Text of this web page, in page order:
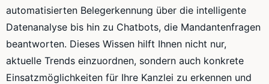
automatisierten Belegerkennung über die intelligente
Datenanalyse bis hin zu Chatbots, die Mandantenfragen
beantworten. Dieses Wissen hilft Ihnen nicht nur,
aktuelle Trends einzuordnen, sondern auch konkrete
Einsatzmöglichkeiten für Ihre Kanzlei zu erkennen und